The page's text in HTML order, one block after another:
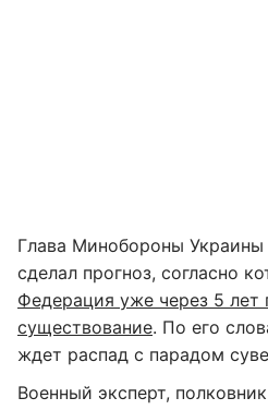
Глава Минобороны Украины
сделал прогноз, согласно
Федерация уже через 5 лет
существование. По его
ждет распад с парадом
Военный эксперт,